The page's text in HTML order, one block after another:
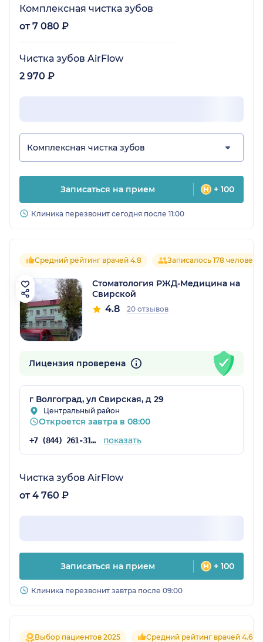
Комплексная чистка зубов
от 7 080 ₽
Чистка зубов AirFlow
2 970 ₽
Комплексная чистка зубов
Записаться на прием + 100
Клиника перезвонит сегодня после 11:00
Средний рейтинг врачей 4.8 Записалось 178 человек
Стоматология РЖД-Медицина на
Свирской
4.8 20 отзывов
Лицензия проверена
г Волгоград, ул Свирская, д 29
Центральный район
Откроется завтра в 08:00
+7 (844) 261-31-06 показать
Чистка зубов AirFlow
от 4 760 ₽
Записаться на прием + 100
Клиника перезвонит завтра после 09:00
Выбор пациентов 2025 Средний рейтинг врачей 4.6